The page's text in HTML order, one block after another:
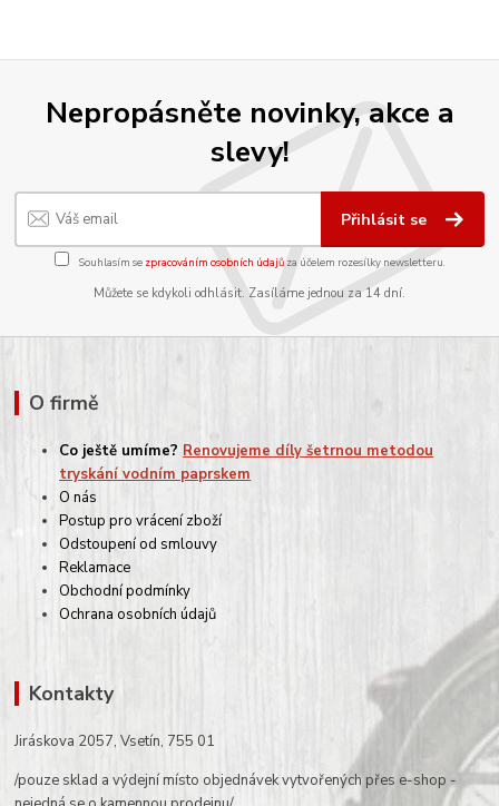
Nepropásněte novinky, akce a
slevy!
Přihlásit se
Souhlasím se zpracováním osobních údajůza účelem rozesílky newsletteru.
Můžete se kdykoli odhlásit. Zasíláme jednou za 14 dní.
O firmě
Co ještě umíme? Renovujeme díly šetrnou metodou
tryskání vodním paprskem
O nás
Postup pro vrácení zboží
Odstoupení od smlouvy
Reklamace
Obchodní podmínky
Ochrana osobních údajů
Kontakty
Jiráskova 2057, Vsetín, 755 01
/pouze sklad a výdejní místo objednávek vytvořených přes e-shop -